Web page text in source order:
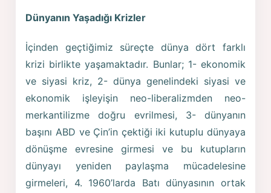
Dünyanın Yaşadığı Krizler
İçinden geçtiğimiz süreçte dünya dört farklı
krizi birlikte yaşamaktadır. Bunlar; 1- ekonomik
ve siyasi kriz, 2- dünya genelindeki siyasi ve
ekonomik işleyişin neo-liberalizmden neo-
merkantilizme doğru evrilmesi, 3- dünyanın
başını ABD ve Çin’in çektiği iki kutuplu dünyaya
dönüşme evresine girmesi ve bu kutupların
dünyayı yeniden paylaşma mücadelesine
girmeleri, 4. 1960’larda Batı dünyasının ortak